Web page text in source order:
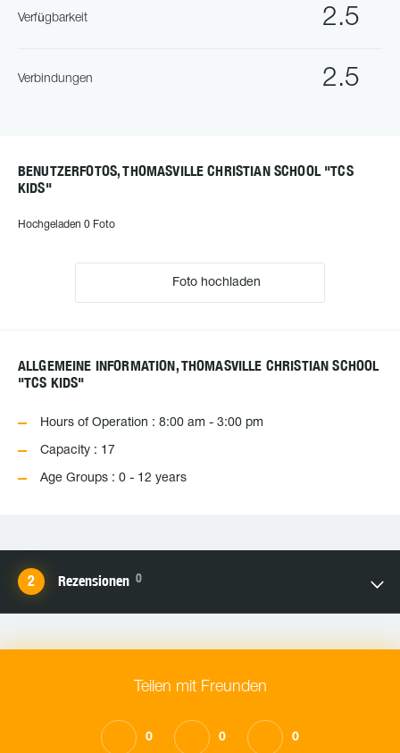
2.5
Verfügbarkeit
2.5
Verbindungen
BENUTZERFOTOS, THOMASVILLE CHRISTIAN SCHOOL "TCS
KIDS"
Hochgeladen 0 Foto
Foto hochladen
ALLGEMEINE INFORMATION, THOMASVILLE CHRISTIAN SCHOOL
"TCS KIDS"
Hours of Operation : 8:00 am - 3:00 pm
Capacity : 17
Age Groups : 0 - 12 years
Rezensionen 0
Teilen mit Freunden
0 0 0